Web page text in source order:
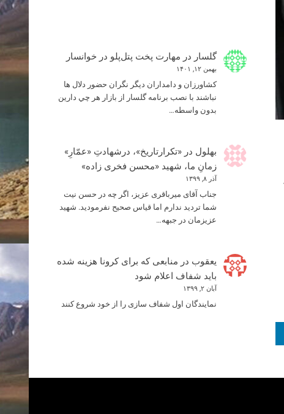
گلسار در مهارت پخت پتل‌پلو در خوانسار
بهمن ۱۲, ۱۴۰۱
كشاورزان و دامداران ديگر نگران حضور دلال ها
نباشند با نصب برنامه گلسار از بازار هر چي دارين
بدون واسطه…
بهلول در «تکرارتاریخ»، درشهادتِ «عمّارِ»
زمانِ ما، شهید «محسن فخری زاده»
آذر ۸, ۱۳۹۹
جناب آقای میرباقری عزیز، اگر چه در حسن نیت
شما تردید ندارم اما قیاس صحیح نفرمودید. شهید
عزیزمان در جبهه…
یعقوب در منابعی که برای کرونا هزینه شده
باید شفاف اعلام شود
آبان ۲, ۱۳۹۹
نمایندگان اول شفاف سازی را از خود شروع کنند